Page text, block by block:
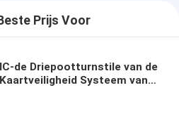
Prijs Voor
IC-de Driepootturnstile van de
Kaartveiligheid Systeem van